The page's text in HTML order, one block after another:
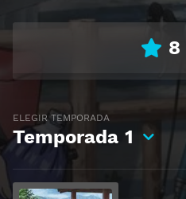
8
ELEGIR TEMPORADA
Temporada 1